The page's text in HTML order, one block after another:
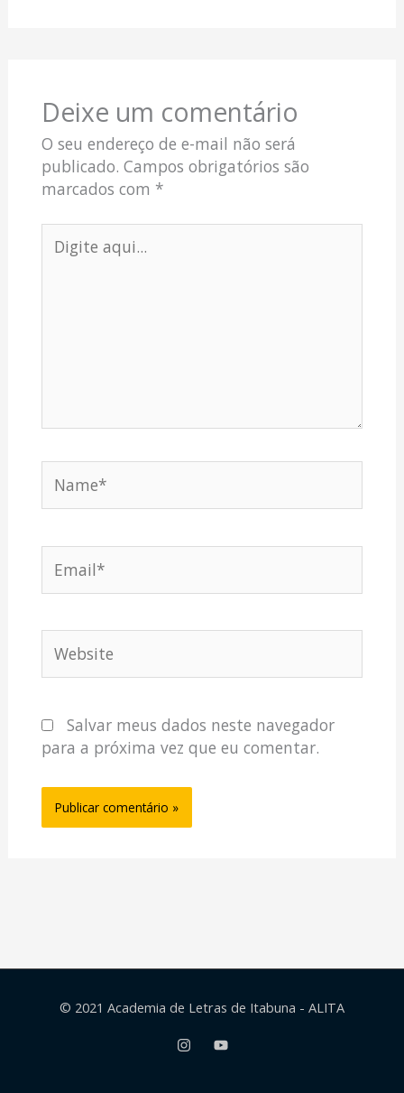
Deixe um comentário
O seu endereço de e-mail não será
publicado. Campos obrigatórios são
marcados com *
aqui...
Salvar meus dados neste navegador
para a próxima vez que eu comentar.
© 2021 Academia de Letras de Itabuna - ALITA